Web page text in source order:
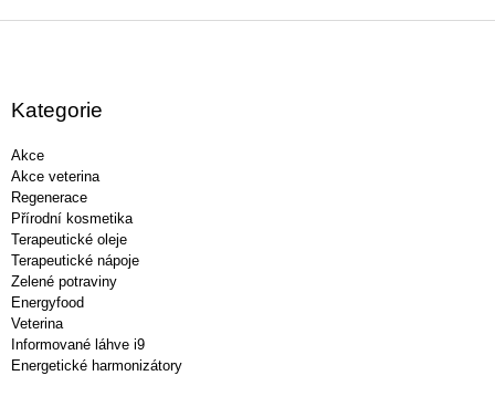
Kategorie
Akce
Akce veterina
Regenerace
Přírodní kosmetika
Terapeutické oleje
Terapeutické nápoje
Zelené potraviny
Energyfood
Veterina
Informované láhve i9
Energetické harmonizátory